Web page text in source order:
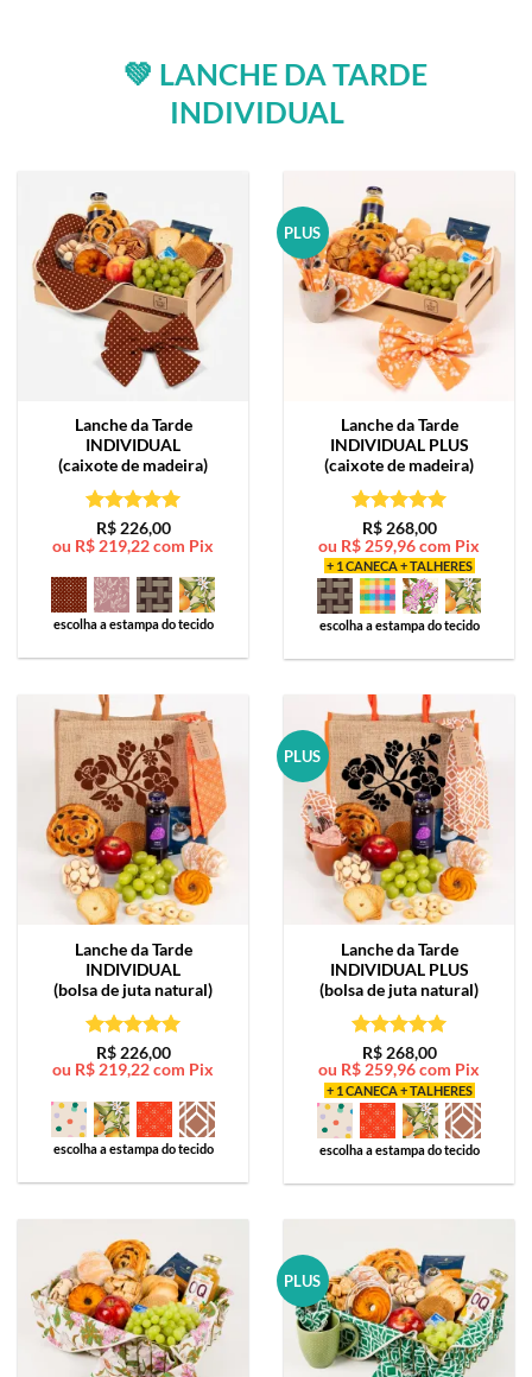
💚 LANCHE DA TARDE
INDIVIDUAL
Lanche da Tarde
INDIVIDUAL
(caixote de madeira)
Avaliação5
de 5
R$226,00
ou R$ 219,22com Pix
escolha a estampa do tecido
PLUS
Lanche da Tarde
INDIVIDUAL PLUS
(caixote de madeira)
Avaliação5
de 5
R$268,00
ou R$ 259,96com Pix
+ 1 CANECA + TALHERES
escolha a estampa do tecido
Lanche da Tarde
INDIVIDUAL
(bolsa de juta natural)
Avaliação5
de 5
R$226,00
ou R$219,22com Pix
escolha a estampa do tecido
PLUS
Lanche da Tarde
INDIVIDUAL PLUS
(bolsa de juta natural)
Avaliação5
de 5
R$268,00
ou R$259,96com Pix
+ 1 CANECA + TALHERES
escolha a estampa do tecido
PLUS